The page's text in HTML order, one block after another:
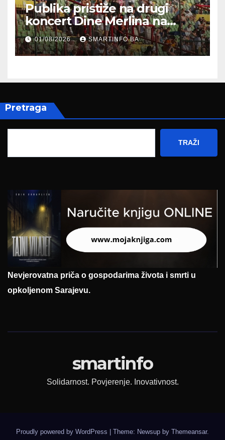
Publika pristiže na drugi
koncert Dine Merlina na
Koševu
01/08/2026 SMARTINFO.BA
Pretraga
TRAŽI
Nevjerovatna priča o gospodarima života i smrti u
opkoljenom Sarajevu.
smartinfo
Solidarnost. Povjerenje. Inovativnost.
Proudly powered by WordPress | Theme: Newsup by Themeansar.